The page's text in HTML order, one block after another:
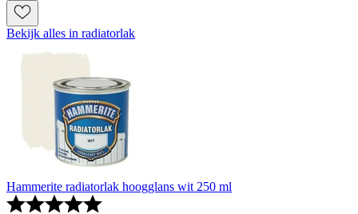
Bekijk alles in radiatorlak
Hammerite radiatorlak hoogglans wit 250 ml